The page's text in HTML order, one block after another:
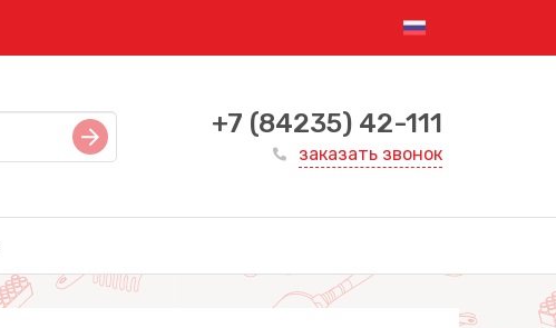
+7 (84235) 42-111
заказать звонок